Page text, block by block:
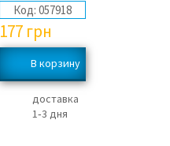
Код: 057918
177 грн
доставка
1‑3 дня